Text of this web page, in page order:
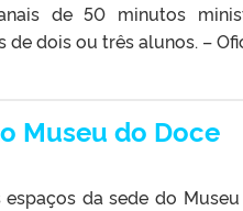
de 50 minutos
dois ou três alunos. –
Museu do Doce
da sede do